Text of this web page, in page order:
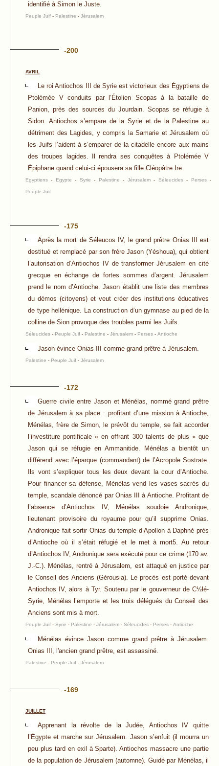
identifié à Simon le Juste.
Peuple Juif - Palestine - Jérusalem
-200
AVRIL
Le roi Antiochos III de Syrie est victorieux des Égyptiens de
Ptolémée V conduits par l’Étolien Scopas à la bataille de
Panion, près des sources du Jourdain. Scopas se réfugie à
Sidon. Antiochos s’empare de la Syrie et de la Palestine au
détriment des Lagides, y compris la Samarie et Jérusalem où
les Juifs l’aident à s’emparer de la citadelle encore aux mains
des troupes lagides. Il rendra ses conquêtes à Ptolémée V
Épiphane quand celui-ci épousera sa fille Cléopâtre Ire.
Egyptiens - Egypte - Syrie - Palestine - Jérusalem- Séleucides- Perses-
Peuple Juif
-175
Après la mort de Séleucos IV, le grand prêtre Onias III est
destitué et remplacé par son frère Jason (Yéshoua), qui obtient
l’autorisation d’Antiochos IV de transformer Jérusalem en cité
grecque en échange de fortes sommes d’argent. Jérusalem
prend le nom d’Antioche. Jason établit une liste des membres
du démos (citoyens) et veut créer des institutions éducatives
de type hellénique. La construction d’un gymnase au pied de la
colline de Sion provoque des troubles parmi les Juifs.
Séleucides - Peuple Juif - Palestine - Jérusalem - Perses - Antioche
Jason évince Onias III comme grand prêtre à Jérusalem.
Palestine - Peuple Juif - Jérusalem
-172
Guerre civile entre Jason et Ménélas, nommé grand prêtre
de Jérusalem à sa place : profitant d’une mission à Antioche,
Ménélas, frère de Simon, le prévôt du temple, se fait accorder
l’investiture pontificale « en offrant 300 talents de plus » que
Jason qui se réfugie en Ammanitide. Ménélas a bientôt un
différend avec l’éparque (commandant) de l’Acropole Sostrate.
Ils vont s’expliquer tous les deux devant la cour d’Antioche.
Pour financer sa défense, Ménélas vend les vases sacrés du
temple, scandale dénoncé par Onias III à Antioche. Profitant de
l’absence d’Antiochos IV, Ménélas soudoie Andronique,
lieutenant provisoire du royaume pour qu’il supprime Onias.
Andronique fait sortir Onias du temple d’Apollon à Daphné près
d’Antioche où il s’était réfugié et le met à mort5. Au retour
d’Antiochos IV, Andronique sera exécuté pour ce crime (170 av.
J.-C.). Ménélas, rentré à Jérusalem, est attaqué en justice par
le Conseil des Anciens (Gérousia). Le procès est porté devant
Antiochos IV, alors à Tyr. Soutenu par le gouverneur de C½lé-
Syrie, Ménélas l’emporte et les trois délégués du Conseil des
Anciens sont mis à mort.
Peuple Juif - Syrie - Palestine - Jérusalem - Séleucides - Perses - Antioche
Ménélas évince Jason comme grand prêtre à Jérusalem.
Onias III, l'ancien grand prêtre, est assassiné.
Palestine - Peuple Juif - Jérusalem
-169
JUILLET
Apprenant la révolte de la Judée, Antiochos IV quitte
l’Égypte et marche sur Jérusalem. Jason s’enfuit (il mourra un
peu plus tard en exil à Sparte). Antiochos massacre une partie
de la population de Jérusalem (automne). Guidé par Ménélas, il